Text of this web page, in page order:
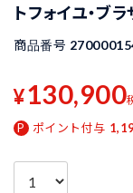
トフォイユ・ブ
商品番号
¥130,900
ポイント付与